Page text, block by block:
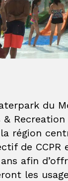
du
&
région
de
afin
les